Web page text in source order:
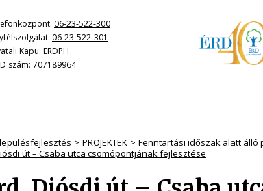
06-23-522-300
06-23-522-301
Kapu: ERDPH
szám: 707189964
PROJEKTEK
Fenntartási időszak alatt álló
út – Csaba utca csomópontjának fejlesztése